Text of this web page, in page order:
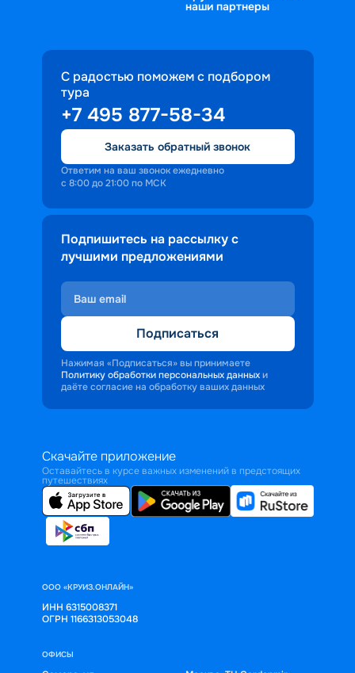
наши партнеры
С радостью поможем с подбором
тура
+7 495 877-58-34
Заказать обратный звонок
Ответим на ваш звонок ежедневно
с 8:00 до 21:00 по МСК
Подпишитесь на рассылку с
лучшими предложениями
Подписаться
Нажимая «Подписаться» вы принимаете
Политику обработки персональных данных и
даёте согласие на обработку ваших данных
Скачайте приложение
Оставайтесь в курсе важных изменений в предстоящих
путешествиях
ООО «КРУИЗ.ОНЛАЙН»
ИНН 6315008371
ОГРН 1166313053048
ОФИСЫ